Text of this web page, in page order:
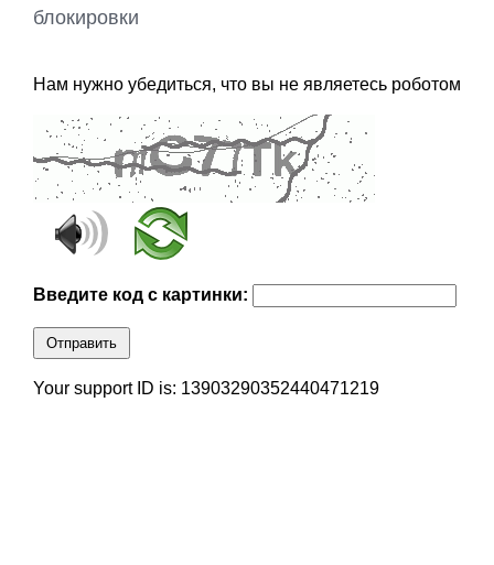
блокировки
Нам нужно убедиться, что вы не являетесь роботом
Введите код с картинки:
Отправить
Your support ID is: 13903290352440471219